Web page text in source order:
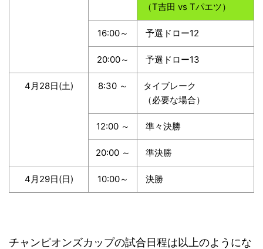
（T吉田 vs Tパエツ）
16:00～ 予選ドロー12
20:00～ 予選ドロー13
4月28日(土) 8:30 ～
タイブレーク
（必要な場合）
12:00 ～ 準々決勝
20:00 ～ 準決勝
4月29日(日) 10:00～ 決勝
チャンピオンズカップの試合日程は以上のようにな